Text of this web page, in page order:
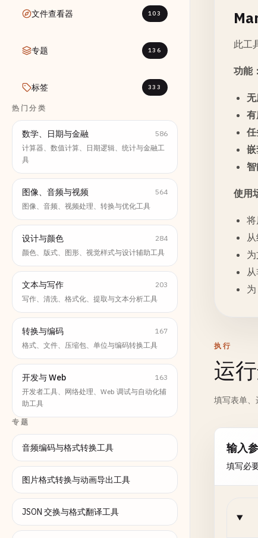
文件查看器 103
专题 136
标签 333
热门分类
数学、日期与金融
586
计算器、数值计算、日期逻辑、统计与金融工
具
图像、音频与视频
564
图像、音频、视频处理、转换与优化工具
设计与颜色
284
颜色、版式、图形、视觉样式与设计辅助工具
文本与写作
203
写作、清洗、格式化、提取与文本分析工具
转换与编码
167
格式、文件、压缩包、单位与编码转换工具
开发与 Web
163
开发者工具、网络处理、Web 调试与自动化辅
助工具
专题
音频编码与格式转换工具
图片格式转换与动画导出工具
JSON 交换与格式翻译工具
此工
功能：
使用
执行
运
填写表单、
输入
填写必